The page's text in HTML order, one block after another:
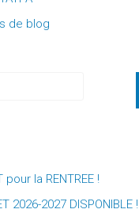
de blog
pour la RENTREE !
2026-2027 DISPONIBLE !